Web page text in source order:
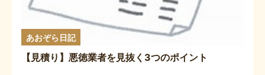
あおぞら日記
【見積り】悪徳業者を見抜く3つのポイント